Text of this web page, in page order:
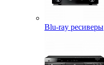
Blu-ray ресиверы